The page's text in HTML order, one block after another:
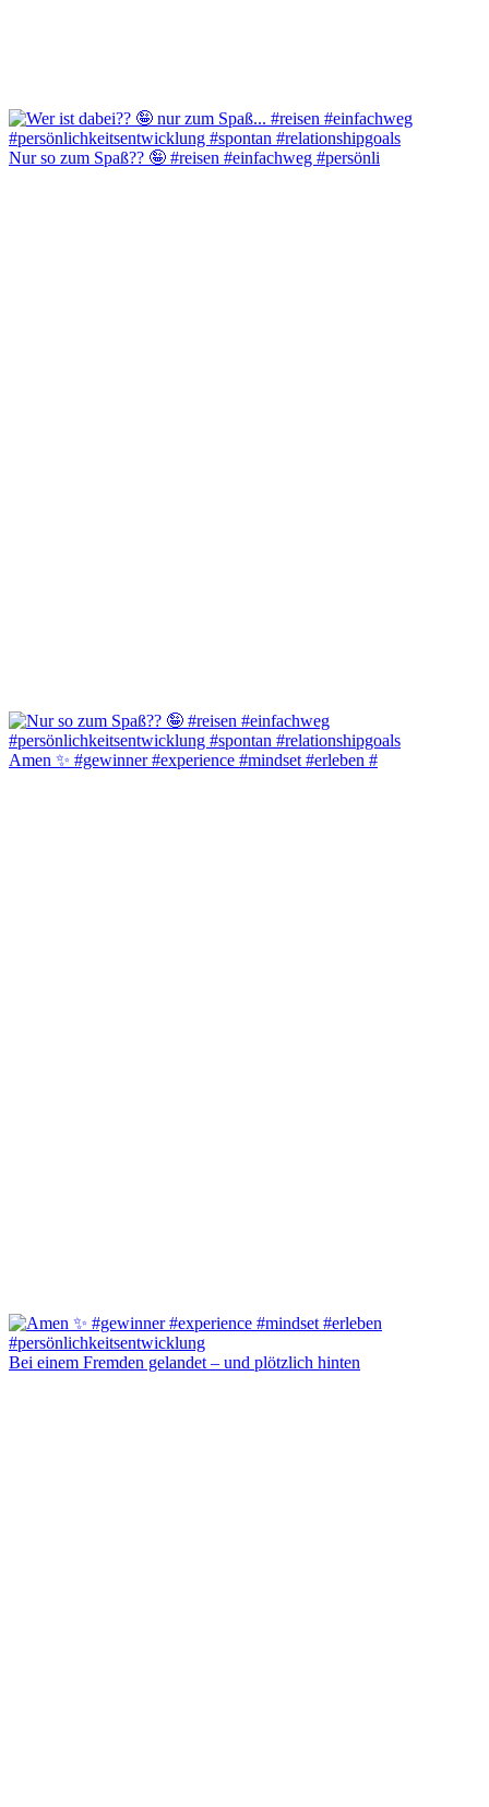
Nur so zum Spaß?? 🤪 #reisen #einfachweg #persönli
Amen ✨️ #gewinner #experience #mindset #erleben #
Bei einem Fremden gelandet – und plötzlich hinten